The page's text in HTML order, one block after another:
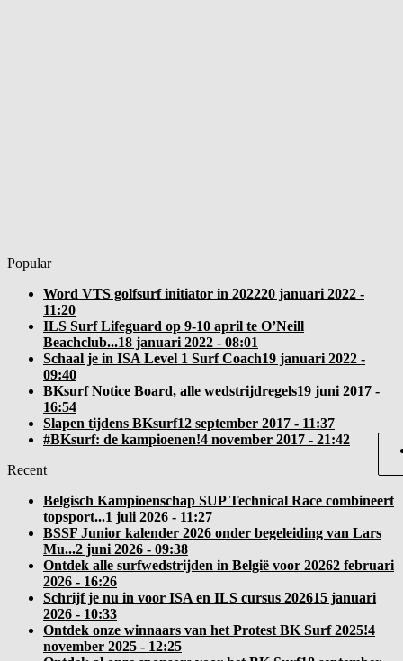
Popular
Word VTS golfsurf initiator in 202220 januari 2022 -
11:20
ILS Surf Lifeguard op 9-10 april te O’Neill
Beachclub...18 januari 2022 - 08:01
Schaal je in ISA Level 1 Surf Coach19 januari 2022 -
09:40
BKsurf Notice Board, alle wedstrijdregels19 juni 2017 -
16:54
Slapen tijdens BKsurf12 september 2017 - 11:37
#BKsurf: de kampioenen!4 november 2017 - 21:42
Recent
Belgisch Kampioenschap SUP Technical Race combineert
topsport...1 juli 2026 - 11:27
BSSF Junior kalender 2026 onder begeleiding van Lars
Mu...2 juni 2026 - 09:38
Ontdek alle surfwedstrijden in België voor 20262 februari
2026 - 16:26
Schrijf je nu in voor ISA en ILS cursus 202615 januari
2026 - 10:33
Ontdek onze winnaars van het Protest BK Surf 2025!4
november 2025 - 12:25